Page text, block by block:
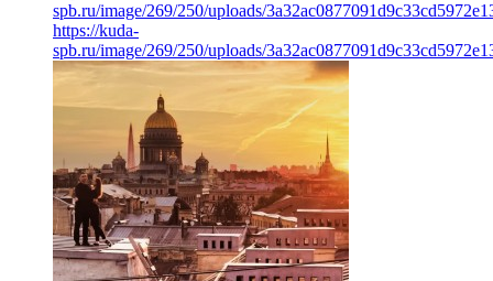
spb.ru/image/269/250/uploads/
https://kuda-
spb.ru/image/269/250/uploads/